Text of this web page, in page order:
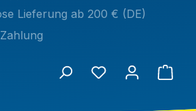
Lieferung ab 200 € (DE)